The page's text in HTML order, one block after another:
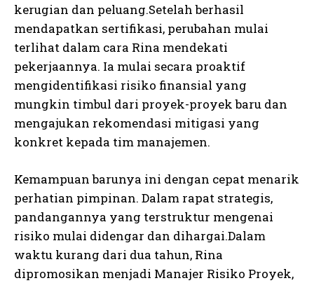
kerugian dan peluang.Setelah berhasil
mendapatkan sertifikasi, perubahan mulai
terlihat dalam cara Rina mendekati
pekerjaannya. Ia mulai secara proaktif
mengidentifikasi risiko finansial yang
mungkin timbul dari proyek-proyek baru dan
mengajukan rekomendasi mitigasi yang
konkret kepada tim manajemen.
Kemampuan barunya ini dengan cepat menarik
perhatian pimpinan. Dalam rapat strategis,
pandangannya yang terstruktur mengenai
risiko mulai didengar dan dihargai.Dalam
waktu kurang dari dua tahun, Rina
dipromosikan menjadi Manajer Risiko Proyek,